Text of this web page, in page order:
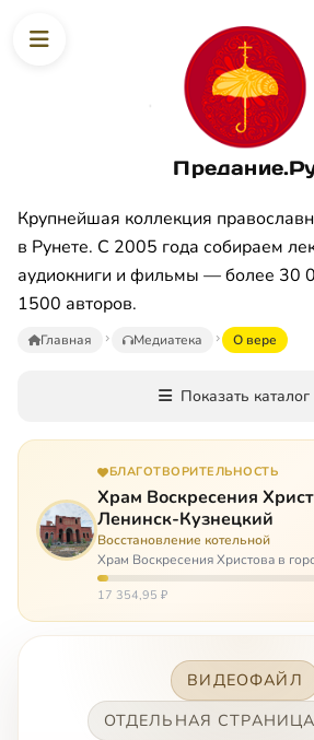
Крупнейшая коллекция
в Рунете. С 2005 года собираем
аудиокниги и фильмы — более 30
1500 авторов.
Главная Медиатека О вере
Показать каталог
БЛАГОТВОРИТЕЛЬНОСТЬ
Храм Воскресения
Ленинск-Кузнецкий
Восстановление котельной
Храм Воскресения Христова в
Кузнецкий в Кемеровской
открылся всего 20 назад. И
17 354,95 ₽
ВИДЕОФАЙЛ
ОТДЕЛЬНАЯ